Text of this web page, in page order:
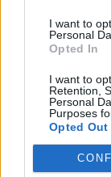
I want to
Personal
Opted In
I want to
Retention,
Personal
Purposes
Opted Out